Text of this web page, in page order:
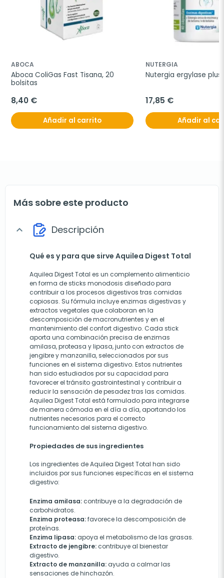
ABOCA
Aboca ColiGas Fast Tisana, 20
bolsitas
8,40 €
Añadir al carrito
NUTERGIA
Nutergia ergylase
17,85 €
Añadir al
Más sobre este producto
expand_more Descripción
Qué es y para que sirve Aquilea Digest Total
Aquilea Digest Total es un complemento alimenticio
en forma de sticks monodosis diseñado para
contribuir a los procesos digestivos tras comidas
copiosas. Su fórmula incluye enzimas digestivas y
extractos vegetales que colaboran en la
descomposición de macronutrientes y en el
mantenimiento del confort digestivo. Cada stick
aporta una combinación precisa de enzimas
amilasa, proteasa y lipasa, junto con extractos de
jengibre y manzanilla, seleccionados por sus
funciones en el sistema digestivo. Estos nutrientes
han sido estudiados por su capacidad para
favorecer el tránsito gastrointestinal y contribuir a
reducir la sensación de pesadez tras las comidas.
Aquilea Digest Total está formulado para integrarse
de manera cómoda en el día a día, aportando los
nutrientes necesarios para el correcto
funcionamiento del sistema digestivo.
Propiedades de sus ingredientes
Los ingredientes de Aquilea Digest Total han sido
incluidos por sus funciones específicas en el sistema
digestivo:
Enzima amilasa: contribuye a la degradación de
carbohidratos.
Enzima proteasa:favorece la descomposición de
proteínas.
Enzima lipasa: apoya el metabolismo de las grasas.
Extracto de jengibre: contribuye al bienestar
digestivo.
Extracto de manzanilla: ayuda a calmar las
sensaciones de hinchazón.